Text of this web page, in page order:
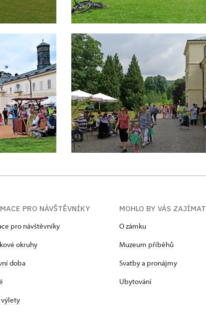
PRO NÁVŠTĚVNÍKY
pro návštěvníky
okruhy
doba
výlety
MOHLO BY VÁS ZAJÍMAT
O zámku
Muzeum příběhů
Svatby a pronájmy
Ubytování